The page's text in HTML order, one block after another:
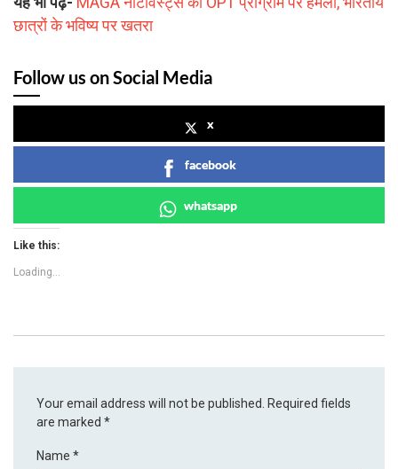
छात्रों के भविष्य पर खतरा
Follow us on Social Media
x
facebook
whatsapp
Like this:
Loading...
Your email address will not be published. Required fields
are marked*
Name*